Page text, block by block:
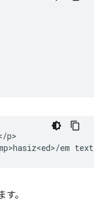
p>
。